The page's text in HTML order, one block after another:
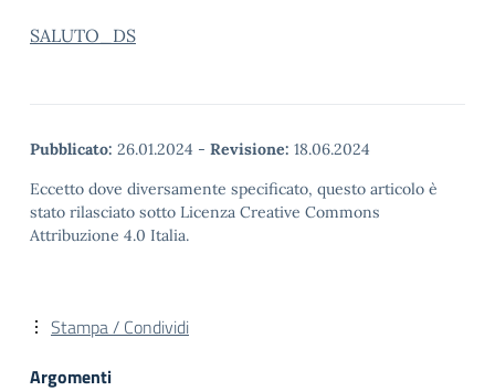
SALUTO_DS
Pubblicato: 26.01.2024 - Revisione: 18.06.2024
Eccetto dove diversamente specificato, questo articolo è
stato rilasciato sotto Licenza Creative Commons
Attribuzione 4.0 Italia.
Stampa / Condividi
Argomenti